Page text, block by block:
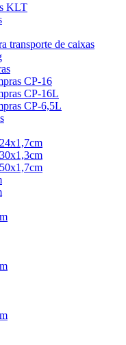
KLT
transporte de caixas
CP-16
CP-16L
CP-6,5L